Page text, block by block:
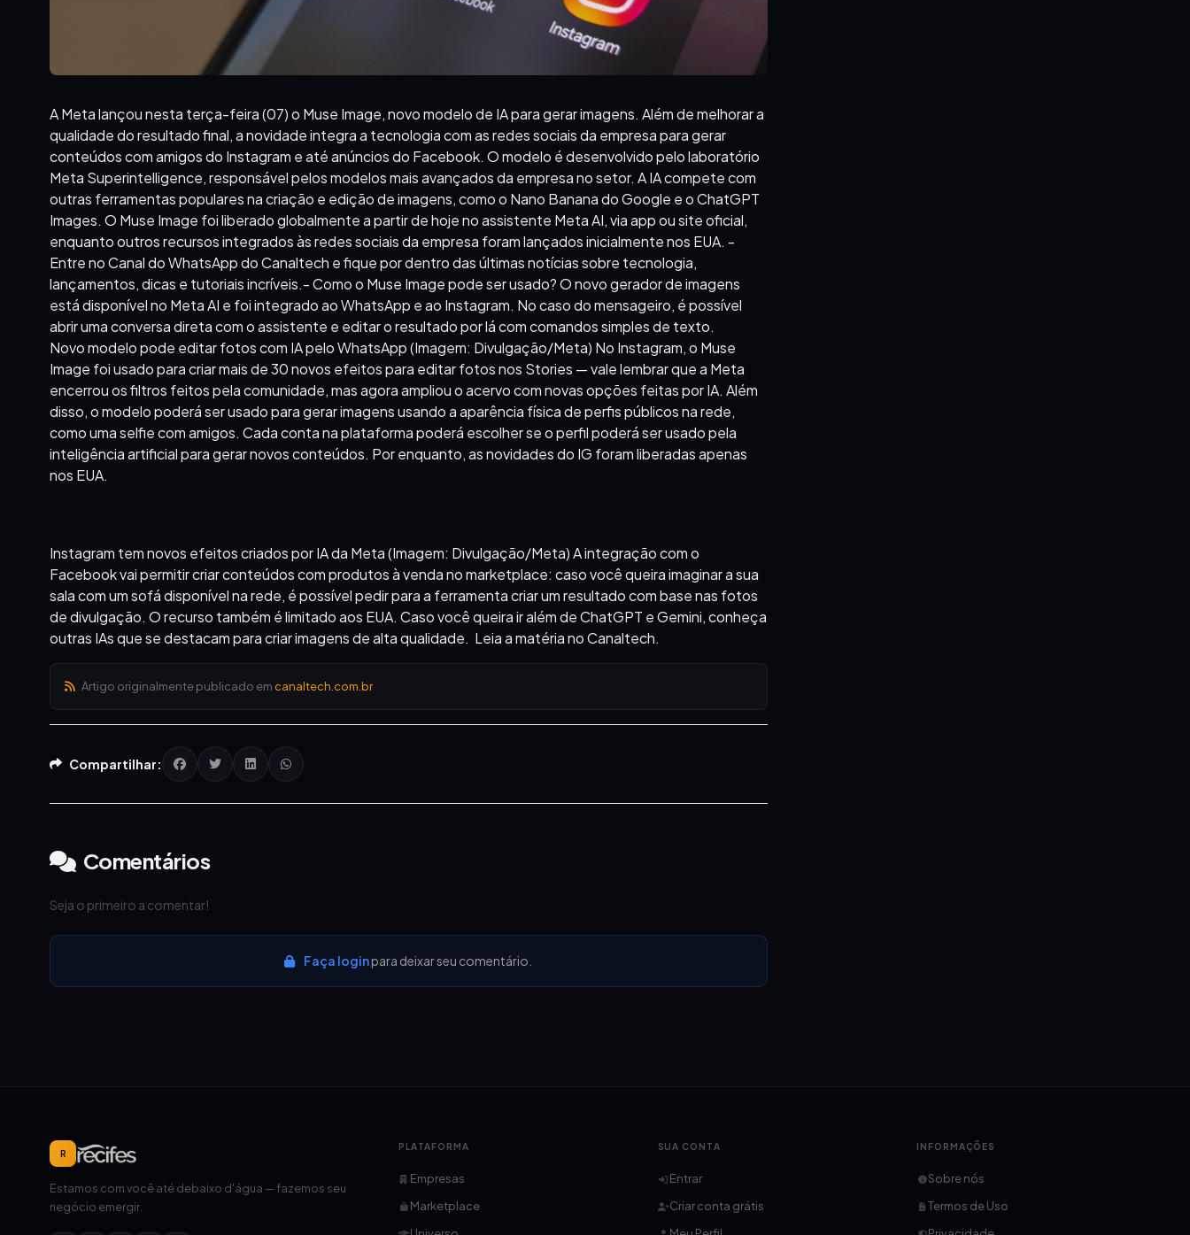
A Meta lançou nesta terça-feira (07) o Muse Image, novo modelo de IA para gerar imagens. Além de melhorar a
qualidade do resultado final, a novidade integra a tecnologia com as redes sociais da empresa para gerar
conteúdos com amigos do Instagram e até anúncios do Facebook. O modelo é desenvolvido pelo laboratório
Meta Superintelligence, responsável pelos modelos mais avançados da empresa no setor. A IA compete com
outras ferramentas populares na criação e edição de imagens, como o Nano Banana do Google e o ChatGPT
Images. O Muse Image foi liberado globalmente a partir de hoje no assistente Meta AI, via app ou site oficial,
enquanto outros recursos integrados às redes sociais da empresa foram lançados inicialmente nos EUA. -
Entre no Canal do WhatsApp do Canaltech e fique por dentro das últimas notícias sobre tecnologia,
lançamentos, dicas e tutoriais incríveis.- Como o Muse Image pode ser usado? O novo gerador de imagens
está disponível no Meta AI e foi integrado ao WhatsApp e ao Instagram. No caso do mensageiro, é possível
abrir uma conversa direta com o assistente e editar o resultado por lá com comandos simples de texto.
Novo modelo pode editar fotos com IA pelo WhatsApp (Imagem: Divulgação/Meta) No Instagram, o Muse
Image foi usado para criar mais de 30 novos efeitos para editar fotos nos Stories — vale lembrar que a Meta
encerrou os filtros feitos pela comunidade, mas agora ampliou o acervo com novas opções feitas por IA. Além
disso, o modelo poderá ser usado para gerar imagens usando a aparência física de perfis públicos na rede,
como uma selfie com amigos. Cada conta na plataforma poderá escolher se o perfil poderá ser usado pela
inteligência artificial para gerar novos conteúdos. Por enquanto, as novidades do IG foram liberadas apenas
nos EUA.
Instagram tem novos efeitos criados por IA da Meta (Imagem: Divulgação/Meta) A integração com o
Facebook vai permitir criar conteúdos com produtos à venda no marketplace: caso você queira imaginar a sua
sala com um sofá disponível na rede, é possível pedir para a ferramenta criar um resultado com base nas fotos
de divulgação. O recurso também é limitado aos EUA. Caso você queira ir além de ChatGPT e Gemini, conheça
outras IAs que se destacam para criar imagens de alta qualidade. Leia a matéria no Canaltech.
Artigo originalmente publicado em canaltech.com.br
Compartilhar:
Comentários
Seja o primeiro a comentar!
Faça loginpara deixar seu comentário.
R
Estamos com você até debaixo d'água — fazemos seu
negócio emergir.
PLATAFORMA
Empresas
Marketplace
SUA CONTA
Entrar
Criar conta grátis
INFORMAÇÕES
Sobre nós
Termos de Uso